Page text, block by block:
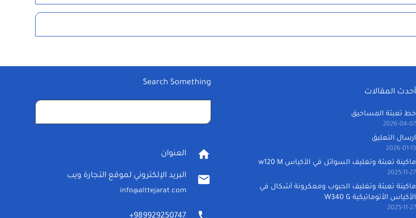
أحدث المقالات
خط تعبئة المساحيق
2026-04-07
ارسال التعليق
2026-01-13
ماكينة تعبئة وتغليف السوائل في الأكياس w120 M
2025-11-27
ماكينة تعبئة وتغليف الحبوب ومعكرونة أشكال في
الأكياس الأتوماتيكية W340 G
2025-11-27
Search Something
عن:
home العنوان
mail البريد الإلكتروني لموقع التجارة ويب
info@alttejarat.com
989929250747+